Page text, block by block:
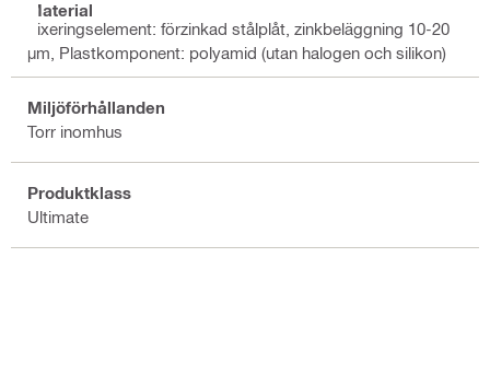
Material
Fixeringselement: förzinkad stålplåt, zinkbeläggning 10-20
µm, Plastkomponent: polyamid (utan halogen och silikon)
Miljöförhållanden
Torr inomhus
Produktklass
Ultimate